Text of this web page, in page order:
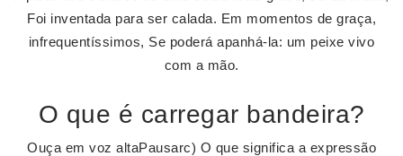
Foi inventada para ser calada. Em momentos de graça,
infrequentíssimos, Se poderá apanhá-la: um peixe vivo
com a mão.
O que é carregar bandeira?
Ouça em voz altaPausarc) O que significa a expressão